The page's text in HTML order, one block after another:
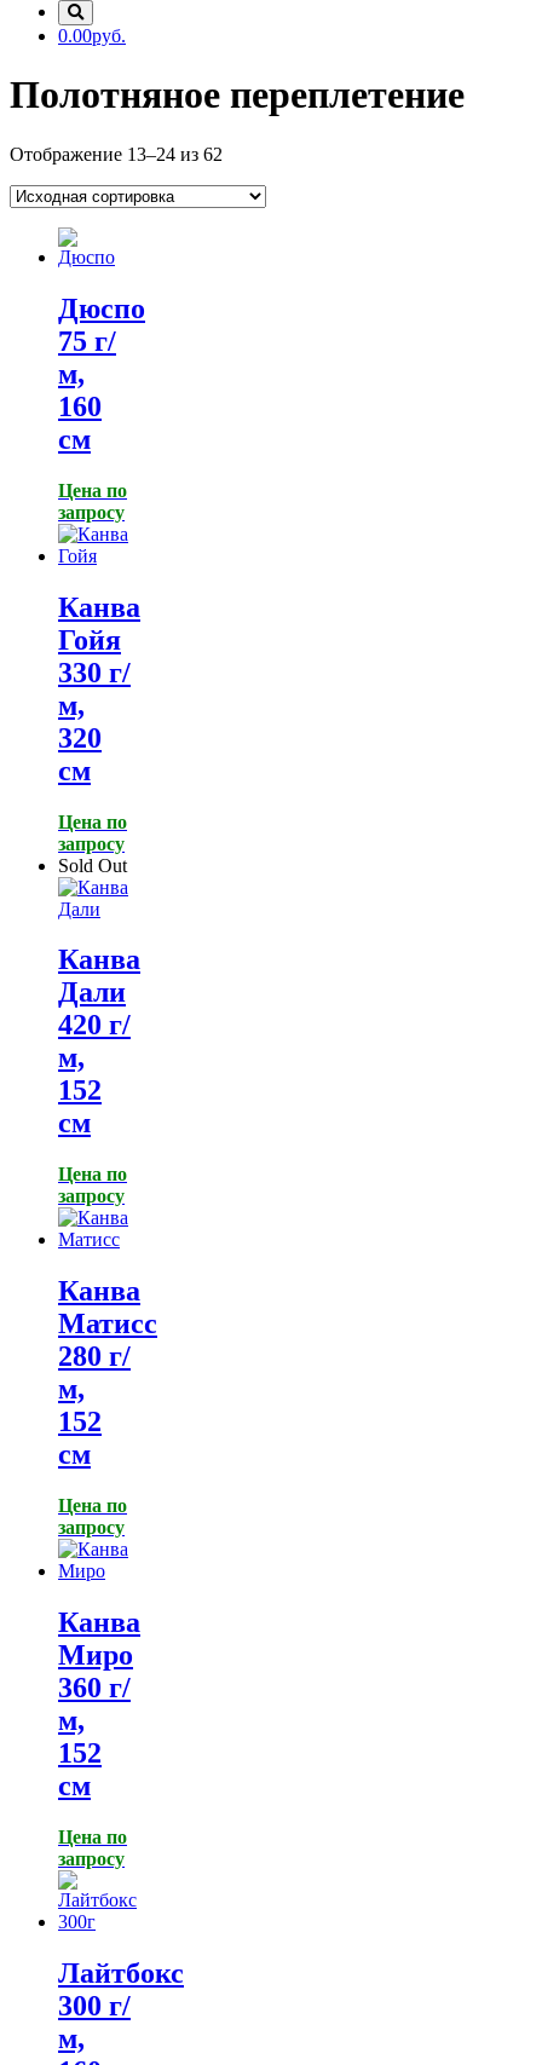
0.00руб.
Полотняное переплетение
Отображение 13–24 из 62
Дюспо
75 г/
м,
160
см
Цена по
запросу
Канва
Гойя
330 г/
м,
320
см
Цена по
запросу
Sold Out
Канва
Дали
420 г/
м,
152
см
Цена по
запросу
Канва
Матисс
280 г/
м,
152
см
Цена по
запросу
Канва
Миро
360 г/
м,
152
см
Цена по
запросу
Лайтбокс
300 г/
м,